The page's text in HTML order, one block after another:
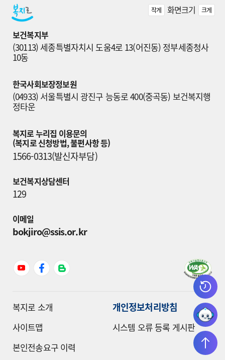
작게 화면크기 크게
보건복지부
(30113) 세종특별자치시 도움4로 13(어진동) 정부세종청사
10동
한국사회보장정보원
(04933) 서울특별시 광진구 능동로 400(중곡동) 보건복지행
정타운
복지로 누리집 이용문의
(복지로 신청방법, 불편사항 등)
1566-0313(발신자부담)
보건복지상담센터
129
이메일
bokjiro@ssis.or.kr
복지로 소개 개인정보처리방침
사이트맵
시스템 오류 등록 게시판
본인전송요구 이력